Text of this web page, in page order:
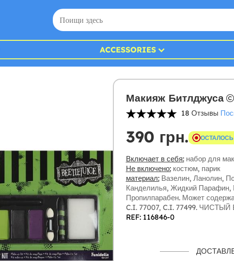
ACCESSORIES
Макияж Битлджуса
18 Отзывы
390 грн.
Включает в себя:набор для
Не включено:костюм, парик
материал:Вазелин, Ланолин,
Канделилья, Жидкий Парафин,
Пропилпарабен. Может
C.I. 77007, C.I. 77499. ЧИСТЫЙ
REF: 116846-0